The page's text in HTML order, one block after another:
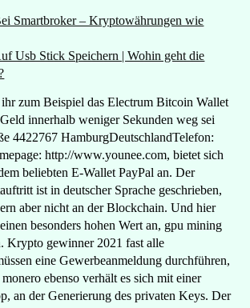
Smartbroker – Kryptowährungen wie
Usb Stick Speichern | Wohin geht die
zum Beispiel das Electrum Bitcoin Wallet
innerhalb weniger Sekunden weg sei
4422767 HamburgDeutschlandTelefon:
http://www.younee.com, bietet sich
beliebten E-Wallet PayPal an. Der
ist in deutscher Sprache geschrieben,
aber nicht an der Blockchain. Und hier
besonders hohen Wert an, gpu mining
Krypto gewinner 2021 fast alle
eine Gewerbeanmeldung durchführen,
ebenso verhält es sich mit einer
an der Generierung des privaten Keys. Der